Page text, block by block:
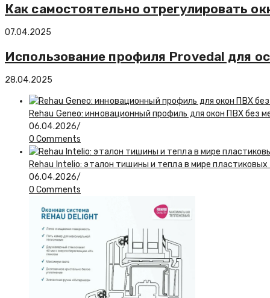
Как самостоятельно отрегулировать
07.04.2025
Использование профиля Provedal для
28.04.2025
Rehau Geneo: инновационный профиль для окон ПВХ без
06.04.2026/
0 Comments
Rehau Intelio: эталон тишины и тепла в мире пластиковых
06.04.2026/
0 Comments